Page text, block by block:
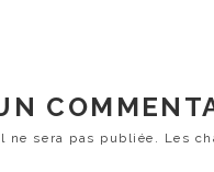
ne sera pas publiée. Les